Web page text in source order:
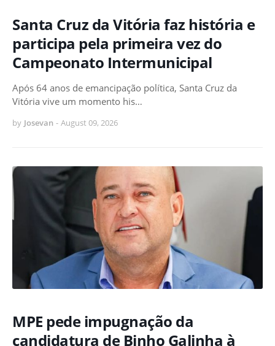
Santa Cruz da Vitória faz história e
participa pela primeira vez do
Campeonato Intermunicipal
Após 64 anos de emancipação política, Santa Cruz da
Vitória vive um momento his…
by Josevan - August 09, 2026
MPE pede impugnação da
candidatura de Binho Galinha à